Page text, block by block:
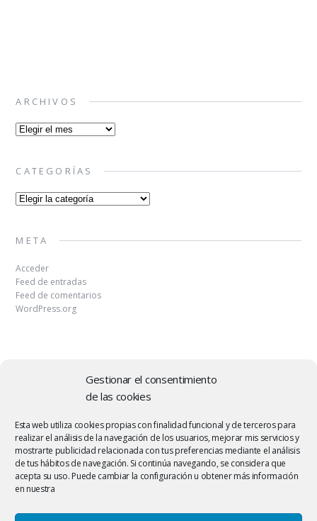
Gestionar el consentimiento
de las cookies
Esta web utiliza cookies propias con finalidad funcional y de terceros para
realizar el análisis de la navegación de los usuarios, mejorar mis servicios y
mostrarte publicidad relacionada con tus preferencias mediante el análisis
de tus hábitos de navegación. Si continúa navegando, se considera que
acepta su uso. Puede cambiar la configuración u obtener más información
en nuestra
ARCHIVOS
Archivos
CATEGORÍAS
Categorías
META
Acceder
Feed de entradas
Feed de comentarios
WordPress.org
Copyright © 2026 | MH Elegance